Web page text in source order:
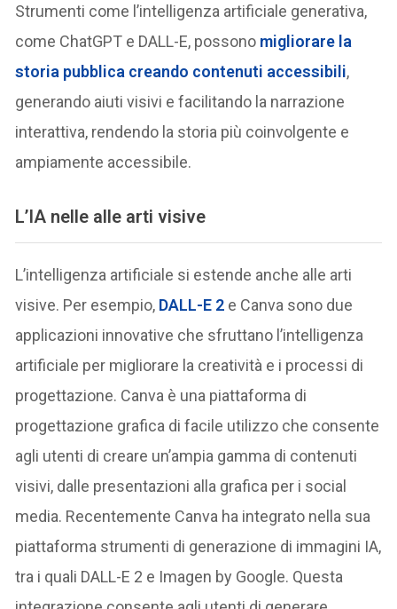
Strumenti come l’intelligenza artificiale generativa,
come ChatGPT e DALL-E, possono migliorare la
storia pubblica creando contenuti accessibili,
generando aiuti visivi e facilitando la narrazione
interattiva, rendendo la storia più coinvolgente e
ampiamente accessibile.
L’IA nelle alle arti visive
L’intelligenza artificiale si estende anche alle arti
visive. Per esempio, DALL-E 2 e Canva sono due
applicazioni innovative che sfruttano l’intelligenza
artificiale per migliorare la creatività e i processi di
progettazione. Canva è una piattaforma di
progettazione grafica di facile utilizzo che consente
agli utenti di creare un’ampia gamma di contenuti
visivi, dalle presentazioni alla grafica per i social
media. Recentemente Canva ha integrato nella sua
piattaforma strumenti di generazione di immagini IA,
tra i quali DALL-E 2 e Imagen by Google. Questa